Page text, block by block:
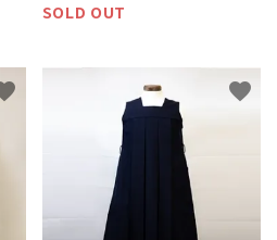
SOLD OUT
favorite